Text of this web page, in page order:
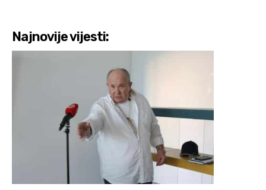
Najnovije vijesti: